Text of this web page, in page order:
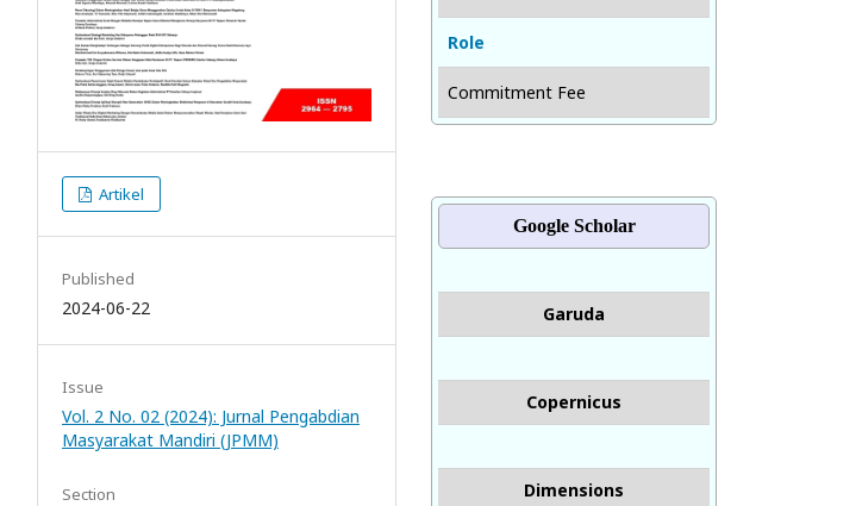
Artikel
Published
2024-06-22
Issue
Vol. 2 No. 02 (2024): Jurnal Pengabdian
Masyarakat Mandiri (JPMM)
Section
Role
Commitment Fee
Google Scholar
Garuda
Copernicus
Dimensions